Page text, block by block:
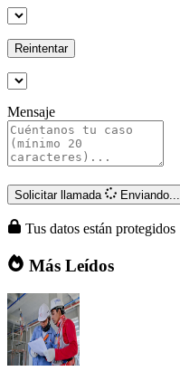
Reintentar
Mensaje
Solicitar llamada Enviando...
Tus datos están protegidos
Más Leídos